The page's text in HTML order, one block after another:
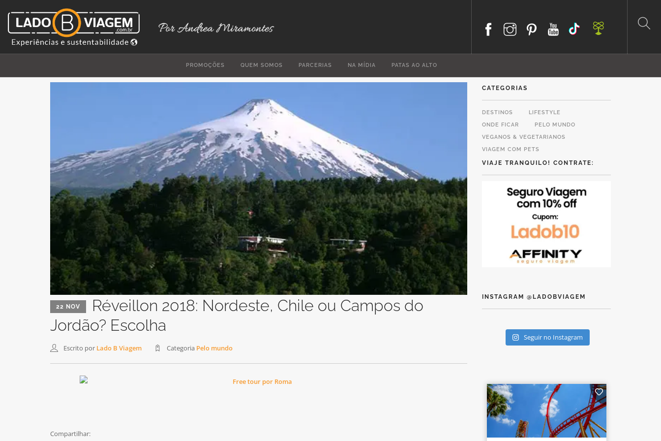
PROMOÇÕES QUEM SOMOS PARCERIAS NA MÍDIA PATAS AO ALTO
22 NOV
Réveillon 2018: Nordeste, Chile ou Campos do
Jordão? Escolha
Escrito por Lado B Viagem Categoria Pelo mundo
Compartilhar:
CATEGORIAS
DESTINOS
LIFESTYLE
ONDE FICAR
PELO MUNDO
VEGANOS & VEGETARIANOS
VIAGEM COM PETS
VIAJE TRANQUILO! CONTRATE:
INSTAGRAM @LADOBVIAGEM
Seguir no Instagram